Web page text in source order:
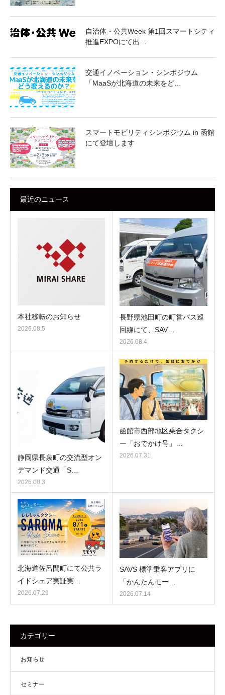
自治体・公共Week 第1回スマートシティ
推進EXPOにて出…
交通イノベーション・シンポジウム
「MaaSが北海道の未来をど…
スマートモビリティシンポジウム in 函館
にて登壇します
最近のニュース
本社移転のお知らせ
2026.08.5
長野県池田町の町営バス巡
回線にて、SAV…
2026.08.4
静岡県長泉町の交流型オン
デマンド交通「S…
2026.08.3
函館市西部地区乗合タクシ
ー「おでかけ号」…
2026.07.31
北海道佐呂間町にて公共ラ
イドシェア実証実…
2026.07.29
SAVS 標準乗客アプリに
「かんたんモー…
2026.07.14
カテゴリー
お知らせ
セミナー